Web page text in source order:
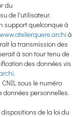
du
de l'utilisateur,
support quelconque à
www.atelierquere.archi à
la transmission des
à son tour tenu de
des données vis
.
sous le numéro
données personnelles.
de la loi du